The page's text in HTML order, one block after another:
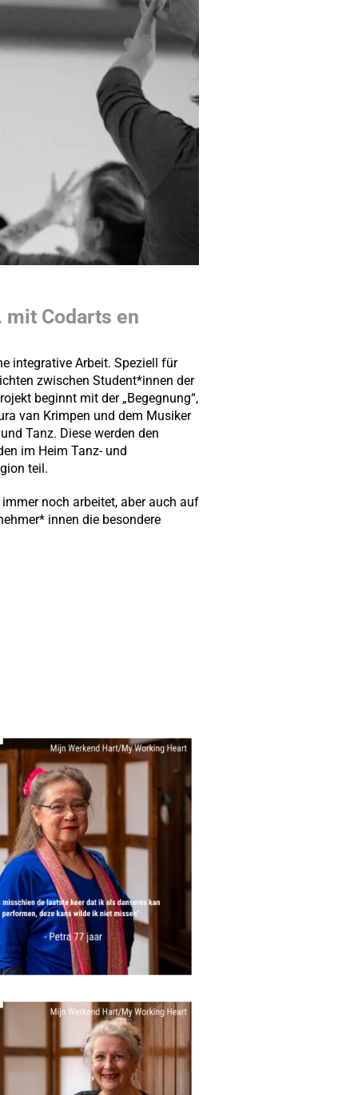
mit Codarts en
integrative Arbeit. Speziell für
zwischen Student*innen der
beginnt mit der „Begegnung“,
van Krimpen und dem Musiker
Tanz. Diese werden den
im Heim Tanz- und
teil.
noch arbeitet, aber auch auf
innen die besondere